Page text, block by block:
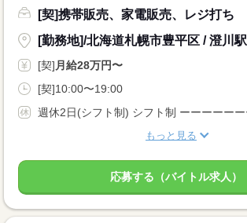
[契]携帯販売、家電販売、レジ打ち
[勤務地]/北海道札幌市豊平区 / 澄川駅
[契] 月給28万円〜
[契]10:00〜19:00
もっと見る
応募する（バイトル求人）